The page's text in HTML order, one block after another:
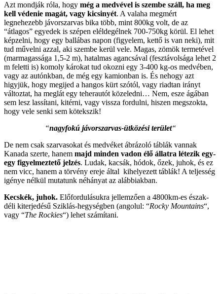
Azt mondják róla, hogy még a medvével is szembe száll, ha meg
kell védenie magát, vagy kicsinyét. A valaha megmért
legnehezebb jávorszarvas bika több, mint 800kg volt, de az
“átlagos” egyedek is szépen eléldegélnek 700-750kg körül. El lehet
képzelni, hogy egy ballábas napon (figyelem, kettő is van neki), mit
tud művelni azzal, aki szembe kerül vele. Magas, zömök termetével
(marmagassága 1,5-2 m), hatalmas agancsával (fesztávolsága lehet 2
m feletti is) komoly károkat tud okozni egy 3-400 kg-os medvében,
vagy az autónkban, de még egy kamionban is. És nehogy azt
higyjük, hogy megijed a hangos kürt szótól, vagy riadtan irányt
változtat, ha meglát egy teherautót közeledni… Nem, esze ágában
sem lesz lassítani, kitérni, vagy vissza fordulni, hiszen megszokta,
hogy vele senki sem kötekszik!
“nagyfokú jávorszarvas-ütközési terület“
De nem csak szarvasokat és medvéket ábrázoló táblák vannak
Kanada szerte, hanem majd minden vadon élő állatra létezik egy-
egy figyelmeztető jelzés. Ludak, kacsák, hódok, őzek, juhok, és ez
nem vicc, hanem a törvény ereje által kihelyezett táblák! A teljesség
igénye nélkül mutatunk néhányat az alábbiakban.
Kecskék, juhok. Előfordulásukra jellemzően a 4800km-es észak-
déli kiterjedésű Sziklás-hegységben (angolul: “Rocky Mountains“,
vagy “The Rockies“) lehet számítani.